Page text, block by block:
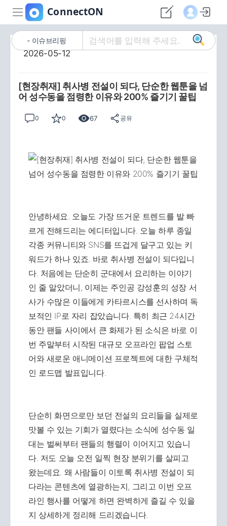
이슈브리핑
2026-05-12
[현장취재] 취사병 전설이 되다, 단순한 웹툰을 넘
어 성수동을 점령한 이유와 200% 즐기기 꿀팁
0 0 67 공유
안녕하세요. 오늘도 가장 뜨거운 트렌드를 발 빠
르게 전해드리는 에디터입니다. 오늘 하루 종일
각종 커뮤니티와 SNS를 뜨겁게 달구고 있는 키
워드가 하나 있죠. 바로 취사병 전설이 되다입니
다. 처음에는 단순히 군대에서 요리하는 이야기
인 줄 알았더니, 이제는 주인공 강성훈의 성장 서
사가 수많은 이들에게 카타르시스를 선사하며 독
보적인 IP로 자리 잡았습니다. 특히 최근 24시간
동안 팬들 사이에서 큰 화제가 된 소식은 바로 이
번 주말부터 시작된 대규모 오프라인 팝업 스토
어와 새로운 애니메이션 프로젝트에 대한 구체적
인 로드맵 발표입니다.
단순히 화면으로만 보던 전설의 요리들을 실제로
맛볼 수 있는 기회가 열렸다는 소식에 성수동 일
대는 벌써부터 팬들의 행렬이 이어지고 있습니
다. 저도 오늘 오전 일찍 현장 분위기를 살피고
왔는데요. 왜 사람들이 이토록 취사병 전설이 되
다라는 콘텐츠에 열광하는지, 그리고 이번 오프
라인 행사를 어떻게 하면 완벽하게 즐길 수 있을
지 상세하게 정리해 드리겠습니다.